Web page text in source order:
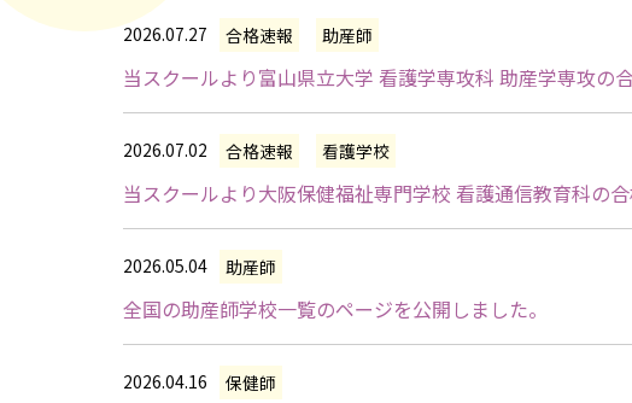
2026.07.27 合格速報 助産師
当スクールより富山県立大学 看護学専攻科 助産学専攻の
2026.07.02 合格速報 看護学校
当スクールより大阪保健福祉専門学校 看護通信教育科の
2026.05.04 助産師
全国の助産師学校一覧のページを公開しました。
2026.04.16 保健師